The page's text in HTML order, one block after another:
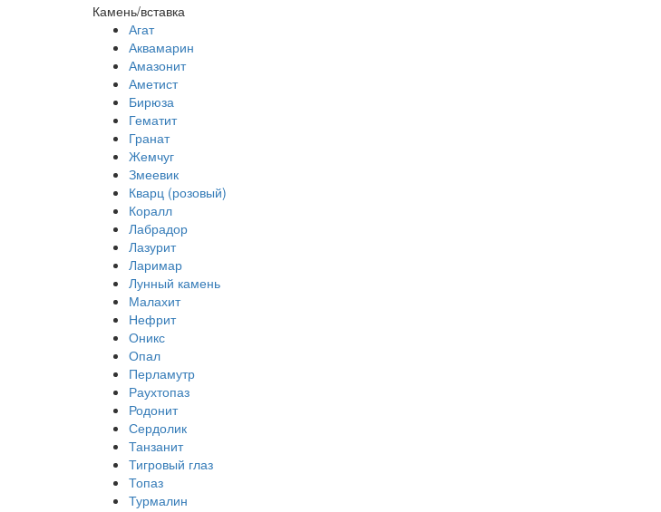
Камень/вставка
Агат
Аквамарин
Амазонит
Аметист
Бирюза
Гематит
Гранат
Жемчуг
Змеевик
Кварц (розовый)
Коралл
Лабрадор
Лазурит
Ларимар
Лунный камень
Малахит
Нефрит
Оникс
Опал
Перламутр
Раухтопаз
Родонит
Сердолик
Танзанит
Тигровый глаз
Топаз
Турмалин